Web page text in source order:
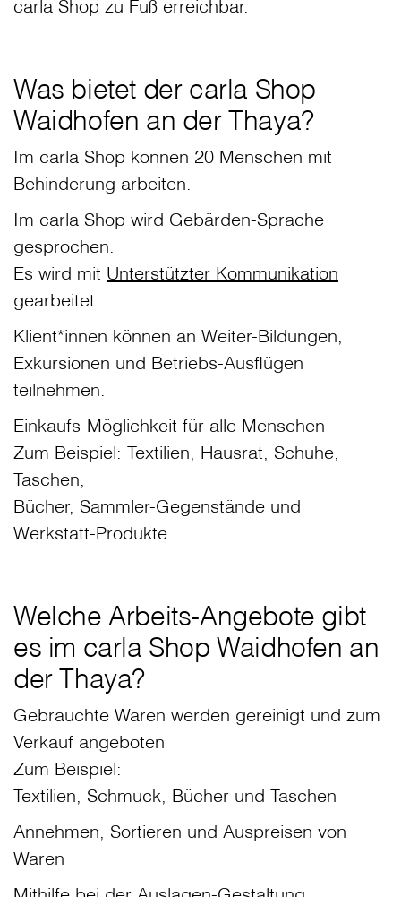
carla Shop zu Fuß erreichbar.
Was bietet der carla Shop
Waidhofen an der Thaya?
Im carla Shop können 20 Menschen mit
Behinderung arbeiten.
Im carla Shop wird Gebärden-Sprache
gesprochen.
Es wird mit Unterstützter Kommunikation
gearbeitet.
Klient*innen können an Weiter-Bildungen,
Exkursionen und Betriebs-Ausflügen
teilnehmen.
Einkaufs-Möglichkeit für alle Menschen
Zum Beispiel: Textilien, Hausrat, Schuhe,
Taschen,
Bücher, Sammler-Gegenstände und
Werkstatt-Produkte
Welche Arbeits-Angebote gibt
es im carla Shop Waidhofen an
der Thaya?
Gebrauchte Waren werden gereinigt und zum
Verkauf angeboten
Zum Beispiel:
Textilien, Schmuck, Bücher und Taschen
Annehmen, Sortieren und Auspreisen von
Waren